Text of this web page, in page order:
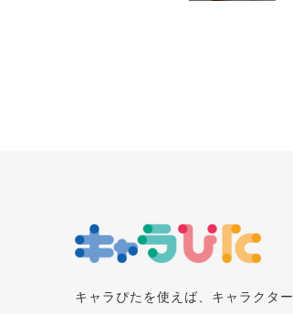
キャラぴたを使えば、キャラクター